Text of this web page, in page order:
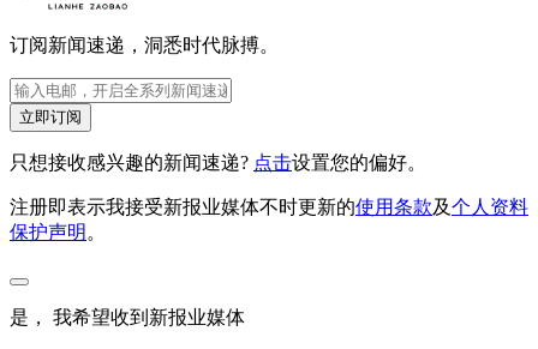
订阅新闻速递，洞悉时代脉搏。
立即订阅
只想接收感兴趣的新闻速递? 点击设置您的偏好。
注册即表示我接受新报业媒体不时更新的使用条款及个人资料
保护声明 。
是， 我希望收到新报业媒体